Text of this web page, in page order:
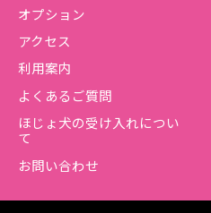
オプション
アクセス
利用案内
よくあるご質問
ほじょ犬の受け入れについ
て
お問い合わせ